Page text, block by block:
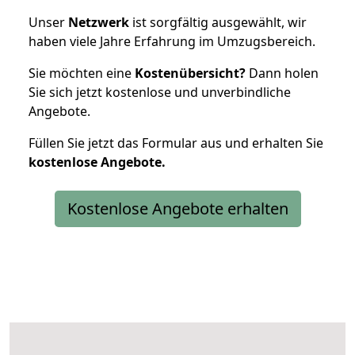
Unser Netzwerk ist sorgfältig ausgewählt, wir
haben viele Jahre Erfahrung im Umzugsbereich.
Sie möchten eine Kostenübersicht? Dann holen
Sie sich jetzt kostenlose und unverbindliche
Angebote.
Füllen Sie jetzt das Formular aus und erhalten Sie
kostenloseAngebote.
Kostenlose Angebote erhalten